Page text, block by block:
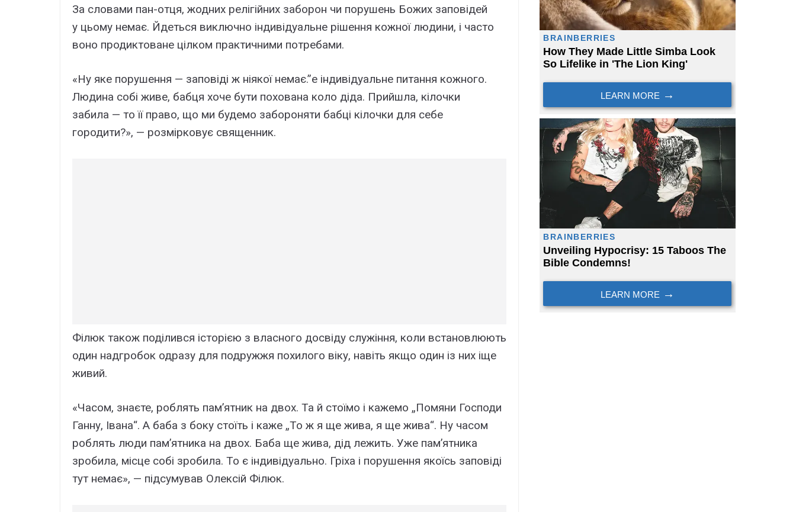
За словами пан-отця, жодних релігійних заборон чи порушень Божих заповідей
у цьому немає. Йдеться виключно індивідуальне рішення кожної людини, і часто
воно продиктоване цілком практичними потребами.
«Ну яке порушення — заповіді ж ніякої немає.”е індивідуальне питання кожного.
Людина собі живе, бабця хоче бути похована коло діда. Прийшла, кілочки
забила — то її право, що ми будемо забороняти бабці кілочки для себе
городити?», — розмірковує священник.
Філюк також поділився історією з власного досвіду служіння, коли встановлюють
один надгробок одразу для подружжя похилого віку, навіть якщо один із них іще
живий.
«Часом, знаєте, роблять пам’ятник на двох. Та й стоїмо і кажемо „Помяни Господи
Ганну, Івана“. А баба з боку стоїть і каже „То ж я ще жива, я ще жива“. Ну часом
роблять люди пам’ятника на двох. Баба ще жива, дід лежить. Уже пам’ятника
зробила, місце собі зробила. То є індивідуально. Гріха і порушення якоїсь заповіді
тут немає», — підсумував Олексій Філюк.